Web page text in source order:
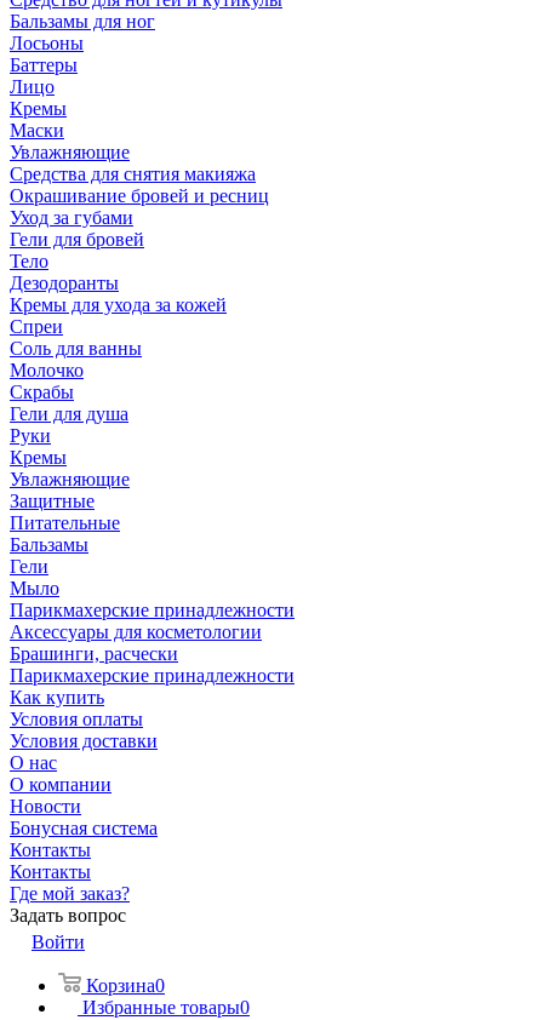
Бальзамы для ног
Лосьоны
Баттеры
Лицо
Кремы
Маски
Увлажняющие
Средства для снятия макияжа
Окрашивание бровей и ресниц
Уход за губами
Гели для бровей
Тело
Дезодоранты
Кремы для ухода за кожей
Спреи
Соль для ванны
Молочко
Скрабы
Гели для душа
Руки
Кремы
Увлажняющие
Защитные
Питательные
Бальзамы
Гели
Мыло
Парикмахерские принадлежности
Аксессуары для косметологии
Брашинги, расчески
Парикмахерские принадлежности
Как купить
Условия оплаты
Условия доставки
О нас
О компании
Новости
Бонусная система
Контакты
Контакты
Где мой заказ?
Задать вопрос
Войти
Корзина0
Избранные товары0